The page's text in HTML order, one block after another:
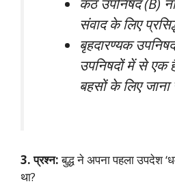
संवाद के लिए
बृहदारण्यक
उपनिषदों में से एक
बहसों के लिए जाना
3. प्रश्न:बुद्ध ने अपना पहला उपदेश
था?